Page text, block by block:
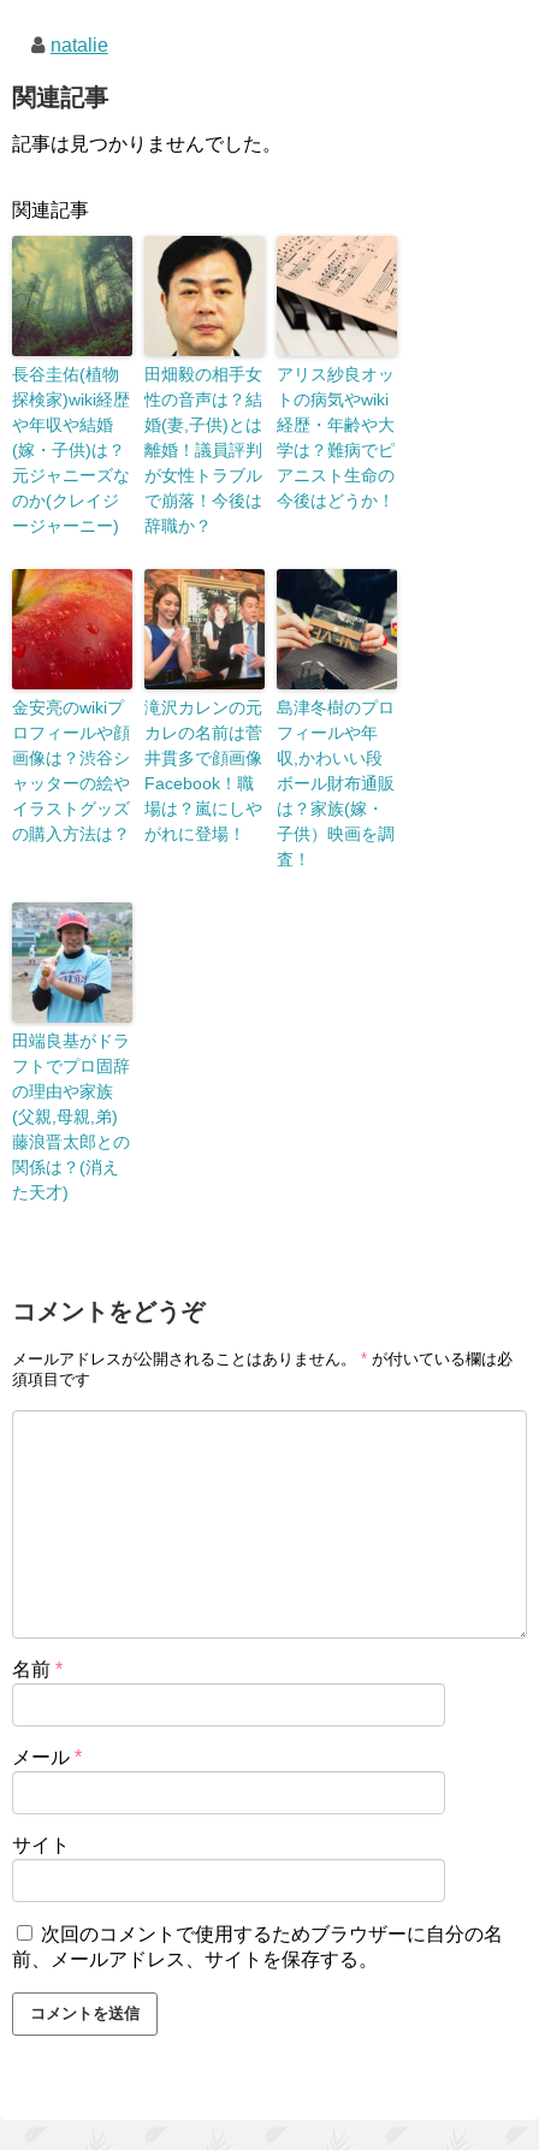
natalie
関連記事
記事は見つかりませんでした。
関連記事
長谷圭佑(植物
探検家)wiki経歴
や年収や結婚
(嫁・子供)は？
元ジャニーズな
のか(クレイジ
ージャーニー)
田畑毅の相手女
性の音声は？結
婚(妻,子供)とは
離婚！議員評判
が女性トラブル
で崩落！今後は
辞職か？
アリス紗良オッ
トの病気やwiki
経歴・年齢や大
学は？難病でピ
アニスト生命の
今後はどうか！
金安亮のwikiプ
ロフィールや顔
画像は？渋谷シ
ャッターの絵や
イラストグッズ
の購入方法は？
滝沢カレンの元
カレの名前は菅
井貫多で顔画像
Facebook！職
場は？嵐にしや
がれに登場！
島津冬樹のプロ
フィールや年
収,かわいい段
ボール財布通販
は？家族(嫁・
子供）映画を調
査！
田端良基がドラ
フトでプロ固辞
の理由や家族
(父親,母親,弟)
藤浪晋太郎との
関係は？(消え
た天才)
コメントをどうぞ
メールアドレスが公開されることはありません。 * が付いている欄は必
須項目です
名前 *
メール *
サイト
次回のコメントで使用するためブラウザーに自分の名
前、メールアドレス、サイトを保存する。